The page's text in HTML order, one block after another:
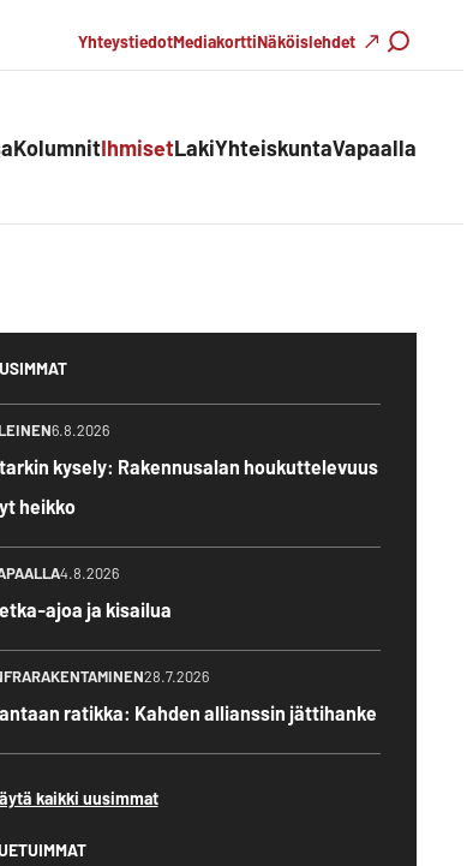
YhteystiedotMediakorttiNäköislehdet
Haku
KolumnitIhmisetLakiYhteiskuntaVapaalla
6.8.2026
kysely: Rakennusalan houkuttelevuus
heikko
4.8.2026
ajoa ja kisailua
28.7.2026
ratikka: Kahden allianssin jättihanke
kaikki uusimmat